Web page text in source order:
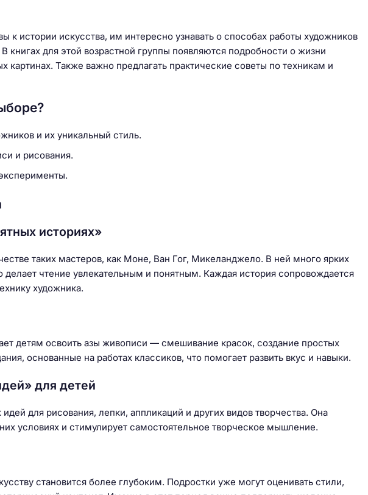
к истории искусства, им интересно узнавать о способах работы художников
книгах для этой возрастной группы появляются подробности о жизни
картинах. Также важно предлагать практические советы по техникам и
и их уникальный стиль.
и рисования.
историях»
таких мастеров, как Моне, Ван Гог, Микеланджело. В ней много ярких
делает чтение увлекательным и понятным. Каждая история сопровождается
художника.
детям освоить азы живописи — смешивание красок, создание простых
основанные на работах классиков, что помогает развить вкус и навыки.
для детей
для рисования, лепки, аппликаций и других видов творчества. Она
условиях и стимулирует самостоятельное творческое мышление.
становится более глубоким. Подростки уже могут оценивать стили,